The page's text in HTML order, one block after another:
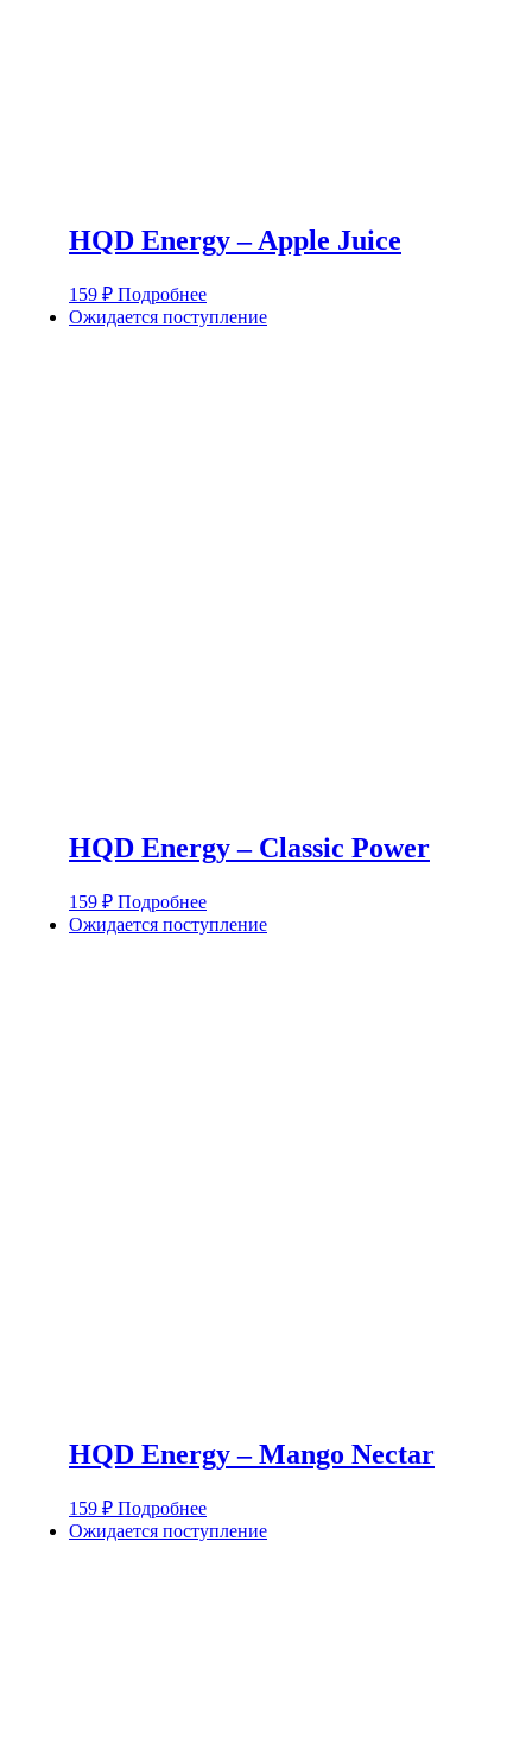
HQD Energy – Apple Juice
159 ₽ Подробнее
Ожидается поступление
HQD Energy – Classic Power
159 ₽ Подробнее
Ожидается поступление
HQD Energy – Mango Nectar
159 ₽ Подробнее
Ожидается поступление